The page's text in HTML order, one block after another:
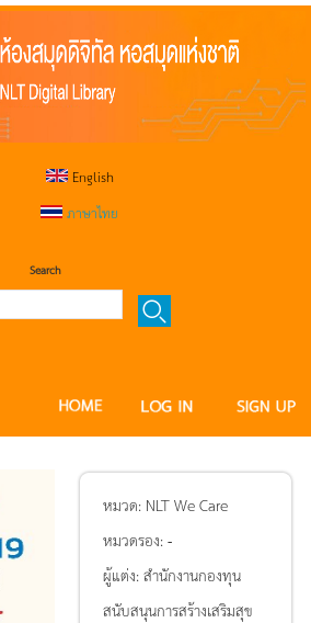
English
ภาษาไทย
Search
หมวด: NLT We Care
หมวดรอง:-
ผู้แต่ง:สำนักงานกองทุน
สนับสนุนการสร้างเสริมสุข